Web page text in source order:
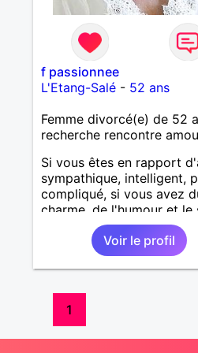
f passionnee
L'Etang-Salé- 52 ans
Femme divorcé(e) de 52
recherche rencontre
Si vous êtes en rapport
sympathique, intelligent,
compliqué, si vous avez
charme, de l'humour et le
des valeurs, si vous
nature, la campagne, les
animaux.. Alors on
s'entendre, du coup
Voir le profil
1